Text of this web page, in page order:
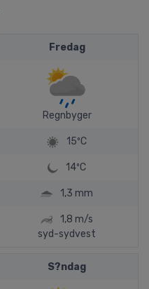
Fredag
Regnbyger
15ºC
14ºC
1,3 mm
1,8 m/s
syd-sydvest
S?ndag